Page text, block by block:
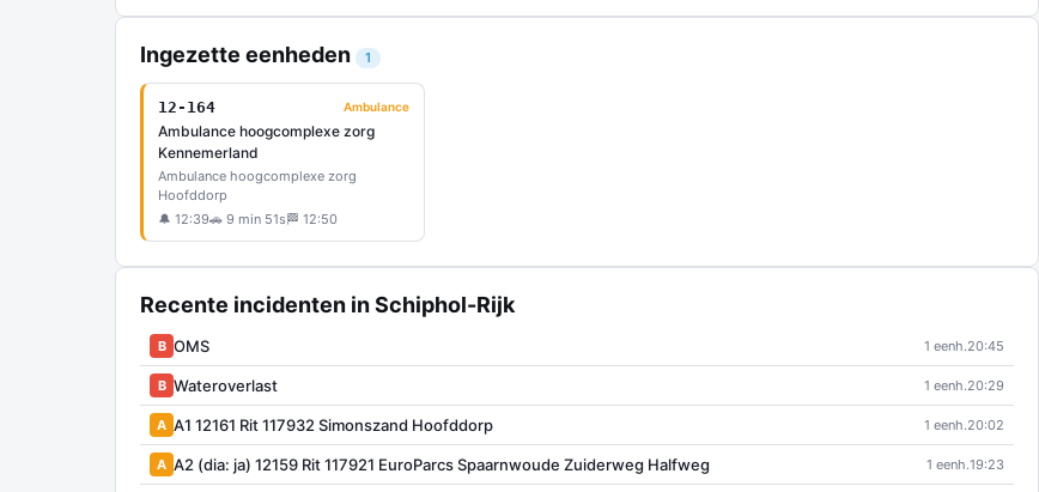
Ingezette eenheden 1
12-164 Ambulance
Ambulance hoogcomplexe zorg
Kennemerland
Ambulance hoogcomplexe zorg
Hoofddorp
🔔 12:39🚗 9 min 51s 🏁 12:50
Recente incidenten in Schiphol-Rijk
B OMS 1 eenh.20:45
B Wateroverlast 1 eenh.20:29
A A1 12161 Rit 117932 Simonszand Hoofddorp 1 eenh.20:02
A A2 (dia: ja) 12159 Rit 117921 EuroParcs Spaarnwoude Zuiderweg Halfweg 1 eenh.19:23